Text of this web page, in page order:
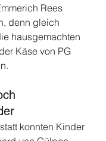
Rees
denn gleich
hausgemachten
Käse von PG
konnten Kinder